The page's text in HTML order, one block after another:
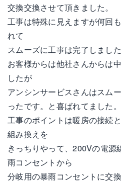
交換交換させて頂きました。
工事は特殊に見えますが何回
れて
スムーズに工事は完了しました
お客様からは他社さんからは
したが
アンシンサービスさんはスム
ったです。と喜ばれてました。
工事のポイントは暖房の接続
組み換えを
きっちりやって、200Vの電源
雨コンセントから
分岐用の暴雨コンセントに交